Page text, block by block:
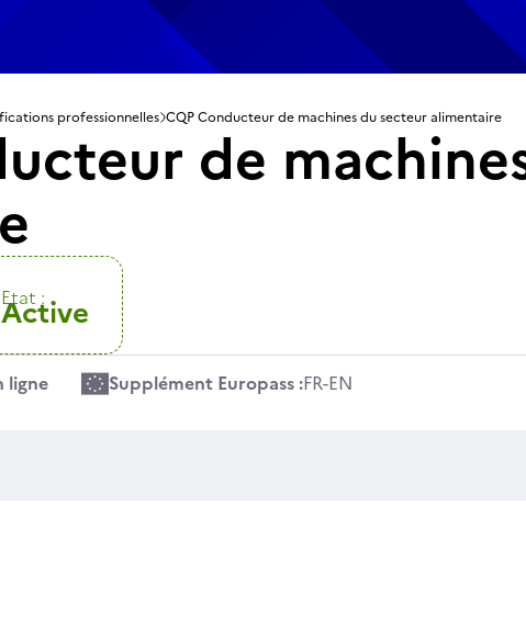
professionnelles CQP Conducteur de machines du secteur alimentaire
de
Etat :
Active
ligne Supplément Europass :FR-EN